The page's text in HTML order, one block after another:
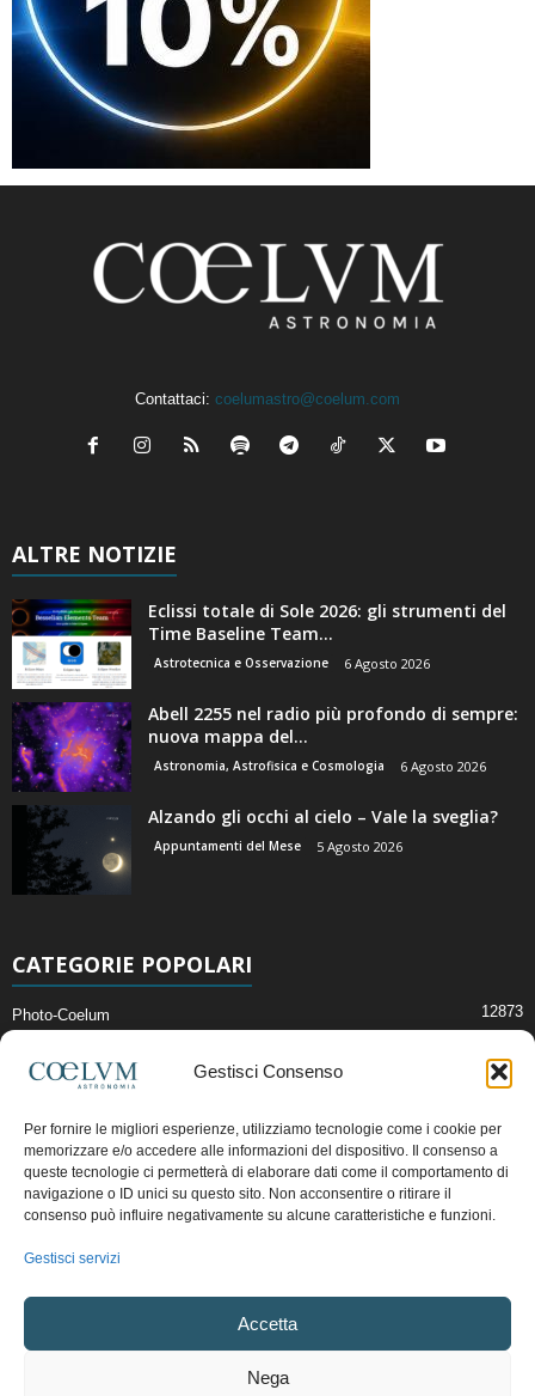
Gestisci Consenso
Per fornire le migliori esperienze, utilizziamo tecnologie come i cookie per
memorizzare e/o accedere alle informazioni del dispositivo. Il consenso a
queste tecnologie ci permetterà di elaborare dati come il comportamento di
navigazione o ID unici su questo sito. Non acconsentire o ritirare il
consenso può influire negativamente su alcune caratteristiche e funzioni.
Gestisci servizi
Accetta
Nega
Contattaci: coelumastro@coelum.com
ALTRE NOTIZIE
Eclissi totale di Sole 2026: gli strumenti del
Time Baseline Team...
Astrotecnica e Osservazione 6 Agosto 2026
Abell 2255 nel radio più profondo di sempre:
nuova mappa del...
Astronomia, Astrofisica e Cosmologia 6 Agosto 2026
Alzando gli occhi al cielo – Vale la sveglia?
Appuntamenti del Mese 5 Agosto 2026
CATEGORIE POPOLARI
Photo-Coelum 12873
News di Astronomia 2409
Cielo del Mese
Astronomia, Astrofisica e Cosmologia
Articoli e Risorse On-Line
Copyright © 1997 - 2024 vietata la riproduzione.